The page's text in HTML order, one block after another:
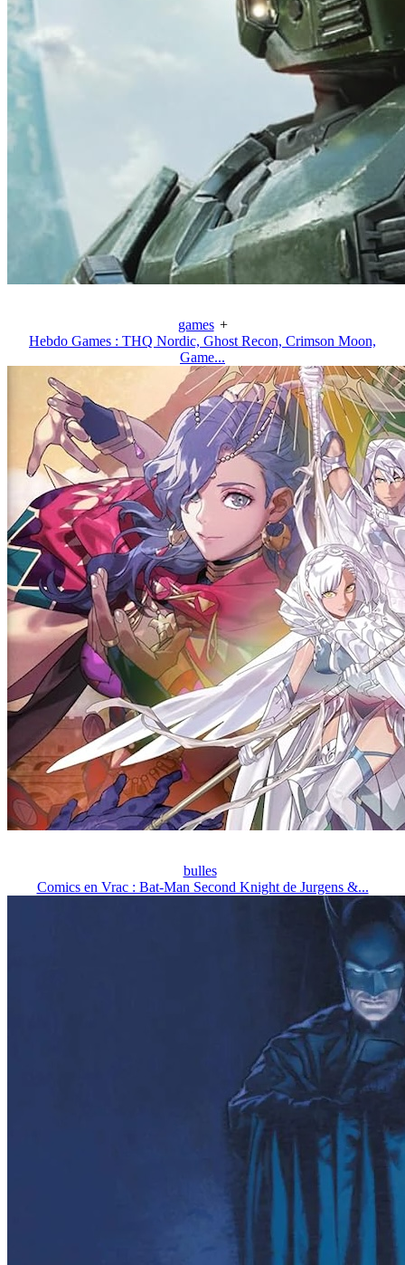
games +
Hebdo Games : THQ Nordic, Ghost Recon, Crimson Moon,
Game...
bulles
Comics en Vrac : Bat-Man Second Knight de Jurgens &...